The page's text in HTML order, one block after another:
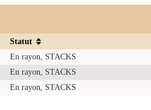
Statut
En rayon, STACKS
En rayon, STACKS
En rayon, STACKS